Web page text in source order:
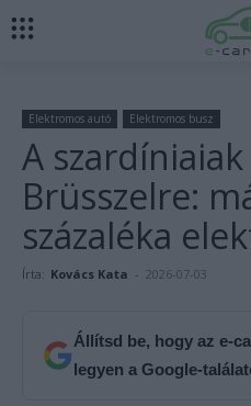
Elektromos autó Elektromos busz
A
Brüsszelre:
százaléka
Írta: Kovács Kata - 2026-07-03
Állítsd be, hogy az e-
legyen a Google-